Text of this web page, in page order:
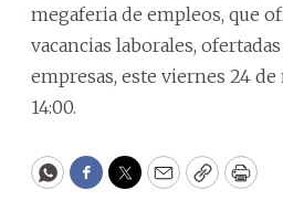
megaferia de empleos, que
vacancias laborales,
empresas, este viernes 24
14:00.
WhatsApp
Facebook
Twitter
EmailCopyPrint